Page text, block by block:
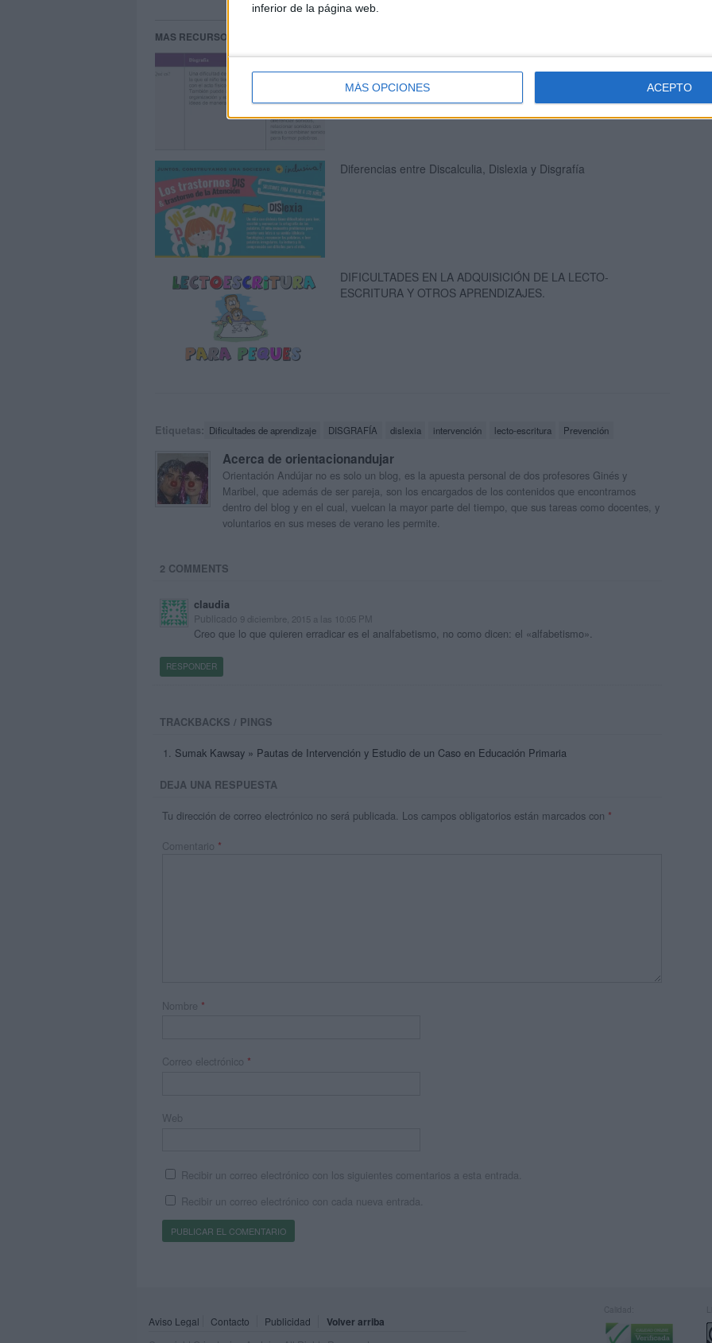
inferior de la página web.
MÁS OPCIONES ACEPTO
MAS RECURSOS SOBRE ESTE TEMA
Cuál es la diferencia entre disgrafía y dislexia
Diferencias entre Discalculia, Dislexia y Disgrafía
DIFICULTADES EN LA ADQUISICIÓN DE LA LECTO-
ESCRITURA Y OTROS APRENDIZAJES.
Etiquetas: Dificultades de aprendizaje DISGRAFÍA dislexia intervención lecto-escritura Prevención
Acerca de orientacionandujar
Orientación Andújar no es solo un blog, es la apuesta personal de dos profesores Ginés y
Maribel, que además de ser pareja, son los encargados de los contenidos que encontramos
dentro del blog y en el cual, vuelcan la mayor parte del tiempo, que sus tareas como docentes, y
voluntarios en sus meses de verano les permite.
2 COMMENTS
claudia
Publicado 9 diciembre, 2015 a las 10:05 PM
Creo que lo que quieren erradicar es el analfabetismo, no como dicen: el «alfabetismo».
RESPONDER
TRACKBACKS / PINGS
Sumak Kawsay » Pautas de Intervención y Estudio de un Caso en Educación Primaria
DEJA UNA RESPUESTA
Tu dirección de correo electrónico no será publicada. Los campos obligatorios están marcados con *
Comentario *
Nombre *
Correo electrónico *
Web
Recibir un correo electrónico con los siguientes comentarios a esta entrada.
Recibir un correo electrónico con cada nueva entrada.
Aviso Legal Contacto Publicidad Volver arriba